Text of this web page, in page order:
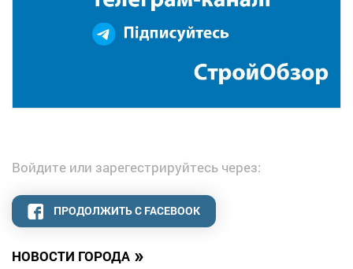
НОВОСТИ ГОРОДА »
Войдите или зарегестрируйтесь через:
ПРОДОЛЖИТЬ С FACEBOOK